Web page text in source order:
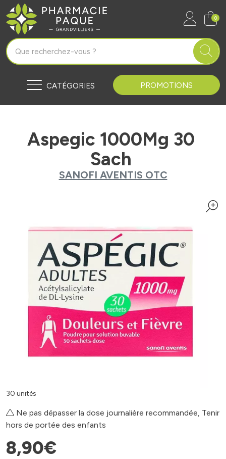
Pharmacie Paque Grandvilliers
0
CATÉGORIES PROMOTIONS
Aspegic 1000Mg 30
Sach
SANOFI AVENTIS OTC
30 unités
Ne pas dépasser la dose journalière recommandée, Tenir
hors de portée des enfants
8,90€